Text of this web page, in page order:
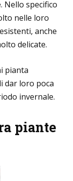
. Nello specifico
nelle loro
anche
delicate.
pianta
dar loro poca
invernale.
piante